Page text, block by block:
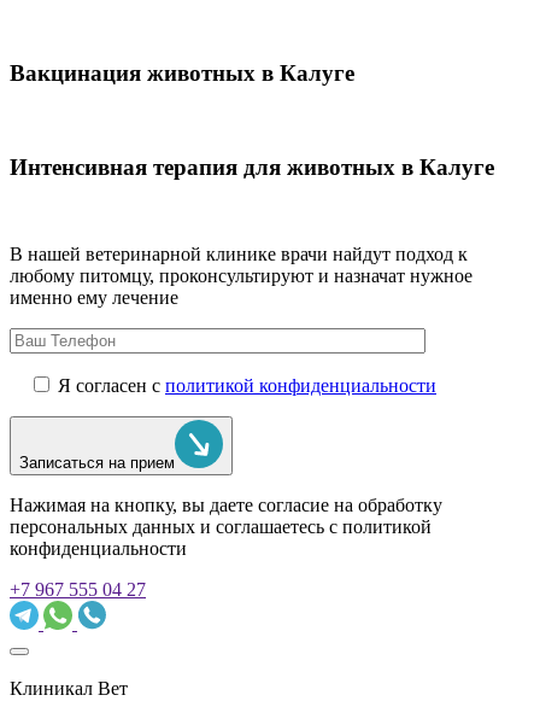
Вакцинация животных в Калуге
Интенсивная терапия для животных в Калуге
В нашей ветеринарной клинике врачи найдут подход к
любому питомцу, проконсультируют и назначат нужное
именно ему лечение
Я согласен с политикой конфиденциальности
Записаться на прием
Нажимая на кнопку, вы даете согласие на обработку
персональных данных и соглашаетесь c политикой
конфиденциальности
+7 967 555 04 27
Клиникал Вет